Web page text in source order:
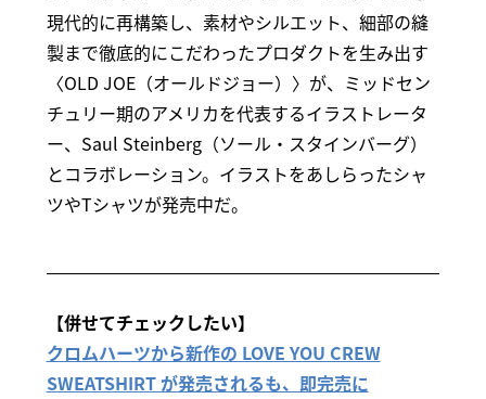
現代的に再構築し、素材やシルエット、細部の縫
製まで徹底的にこだわったプロダクトを生み出す
〈OLD JOE（オールドジョー）〉が、ミッドセン
チュリー期のアメリカを代表するイラストレータ
ー、Saul Steinberg（ソール・スタインバーグ）
とコラボレーション。イラストをあしらったシャ
ツやTシャツが発売中だ。
【併せてチェックしたい】
クロムハーツから新作の LOVE YOU CREW
SWEATSHIRT が発売されるも、即完売に